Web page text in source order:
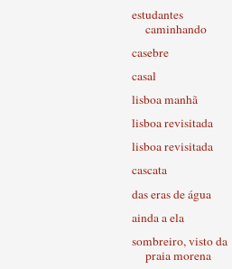
estudantes
caminhando
casebre
casal
lisboa manhã
lisboa revisitada
lisboa revisitada
cascata
das eras de água
ainda a ela
sombreiro, visto da
praia morena